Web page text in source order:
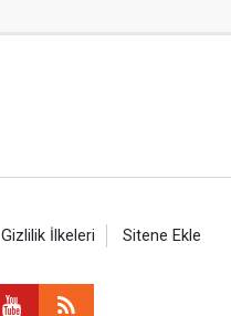
Gizlilik İlkeleri Sitene Ekle